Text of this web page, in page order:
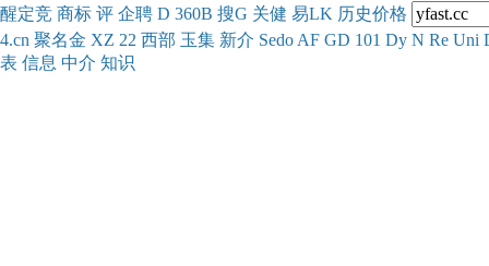
醒定竞 商标 评 企聘 D 360B 搜G 关健 易LK 历史价格
4.cn 聚名金 XZ 22 西部 玉集 新介 Sedo AF GD 101 Dy N Re Uni
表 信息 中介 知识